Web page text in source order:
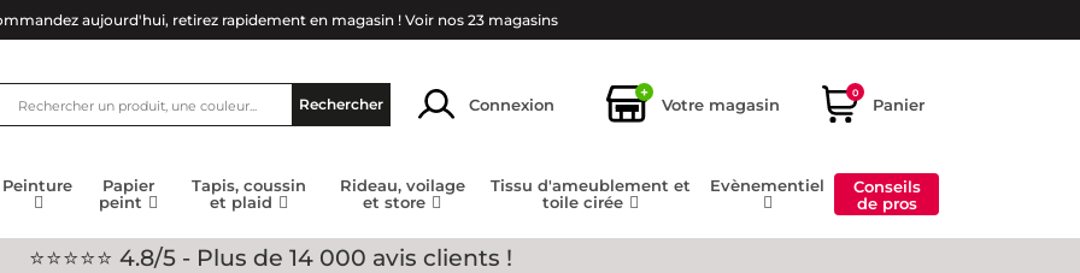
aujourd'hui, retirez rapidement en magasin ! Voir nos 23 magasins
Rechercher Connexion
+
Votre magasin
0
Panier
Peinture
Papier
peint
Tapis, coussin
et plaid
Rideau, voilage
et store
Tissu d'ameublement et
toile cirée
Evènementiel
Conseils
de pros
⭐⭐⭐⭐⭐ 4.8/5 - Plus de 14 000 avis clients !